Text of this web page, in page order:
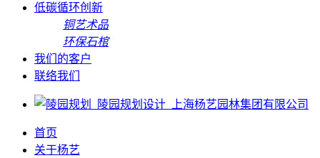
低碳循环创新
铜艺术品
环保石棺
我们的客户
联络我们
首页
关于杨艺